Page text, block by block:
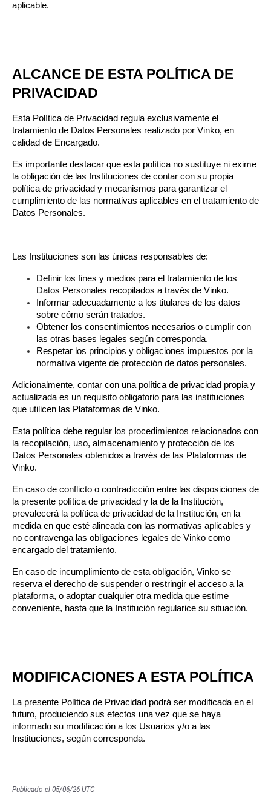
aplicable.
ALCANCE DE ESTA POLÍTICA DE
PRIVACIDAD
Esta Política de Privacidad regula exclusivamente el
tratamiento de Datos Personales realizado por Vinko, en
calidad de Encargado.
Es importante destacar que esta política no sustituye ni exime
la obligación de las Instituciones de contar con su propia
política de privacidad y mecanismos para garantizar el
cumplimiento de las normativas aplicables en el tratamiento de
Datos Personales.
Las Instituciones son las únicas responsables de:
Definir los fines y medios para el tratamiento de los
Datos Personales recopilados a través de Vinko.
Informar adecuadamente a los titulares de los datos
sobre cómo serán tratados.
Obtener los consentimientos necesarios o cumplir con
las otras bases legales según corresponda.
Respetar los principios y obligaciones impuestos por la
normativa vigente de protección de datos personales.
Adicionalmente, contar con una política de privacidad propia y
actualizada es un requisito obligatorio para las instituciones
que utilicen las Plataformas de Vinko.
Esta política debe regular los procedimientos relacionados con
la recopilación, uso, almacenamiento y protección de los
Datos Personales obtenidos a través de las Plataformas de
Vinko.
En caso de conflicto o contradicción entre las disposiciones de
la presente política de privacidad y la de la Institución,
prevalecerá la política de privacidad de la Institución, en la
medida en que esté alineada con las normativas aplicables y
no contravenga las obligaciones legales de Vinko como
encargado del tratamiento.
En caso de incumplimiento de esta obligación, Vinko se
reserva el derecho de suspender o restringir el acceso a la
plataforma, o adoptar cualquier otra medida que estime
conveniente, hasta que la Institución regularice su situación.
MODIFICACIONES A ESTA POLÍTICA
La presente Política de Privacidad podrá ser modificada en el
futuro, produciendo sus efectos una vez que se haya
informado su modificación a los Usuarios y/o a las
Instituciones, según corresponda.
Publicado el 05/06/26 UTC